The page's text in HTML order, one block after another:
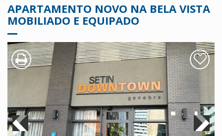
APARTAMENTO NOVO NA BELA VISTA
MOBILIADO E EQUIPADO